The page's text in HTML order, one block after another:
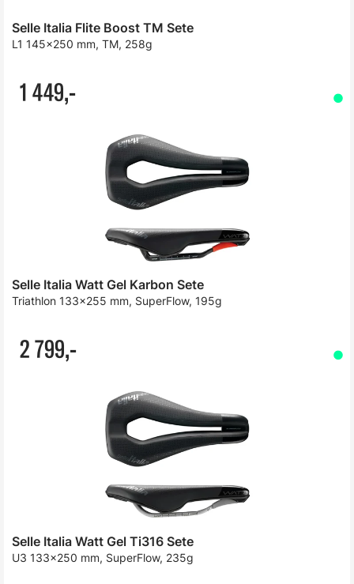
Selle Italia Flite Boost TM Sete
L1 145x250 mm, TM, 258g
1 449,-
Selle Italia Watt Gel Karbon Sete
Triathlon 133x255 mm, SuperFlow, 195g
2 799,-
Selle Italia Watt Gel Ti316 Sete
U3 133x250 mm, SuperFlow, 235g